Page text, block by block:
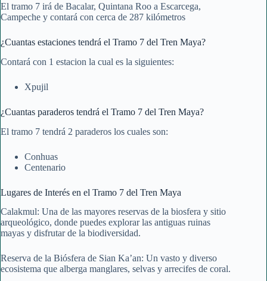
El tramo 7 irá de Bacalar, Quintana Roo a Escarcega,
Campeche y contará con cerca de 287 kilómetros
¿Cuantas estaciones tendrá el Tramo 7 del Tren Maya?
Contará con 1 estacion la cual es la siguientes:
Xpujil
¿Cuantas paraderos tendrá el Tramo 7 del Tren Maya?
El tramo 7 tendrá 2 paraderos los cuales son:
Conhuas
Centenario
Lugares de Interés en el Tramo 7 del Tren Maya
Calakmul: Una de las mayores reservas de la biosfera y sitio
arqueológico, donde puedes explorar las antiguas ruinas
mayas y disfrutar de la biodiversidad.
Reserva de la Biósfera de Sian Ka’an: Un vasto y diverso
ecosistema que alberga manglares, selvas y arrecifes de coral.